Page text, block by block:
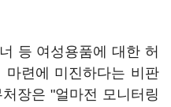
등 여성용품에 대한 허
련에 미진하다는 비판
장은 "얼마전 모니터링